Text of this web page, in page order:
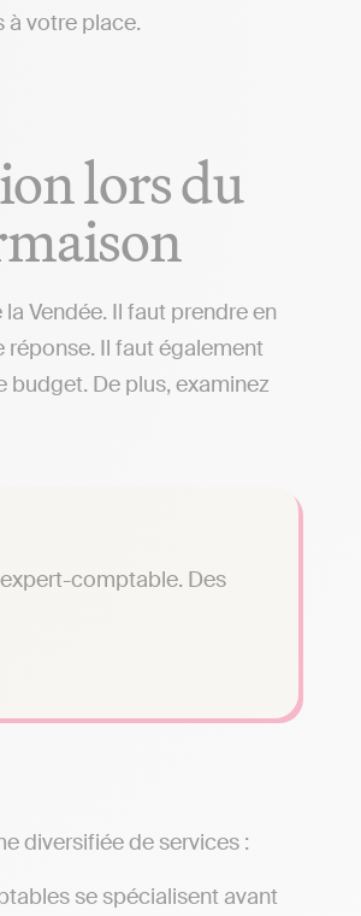
à votre place.
lors du
Vendée. Il faut prendre en
Il faut également
De plus, examinez
comptable. Des
diversifiée de services :
se spécialisent avant